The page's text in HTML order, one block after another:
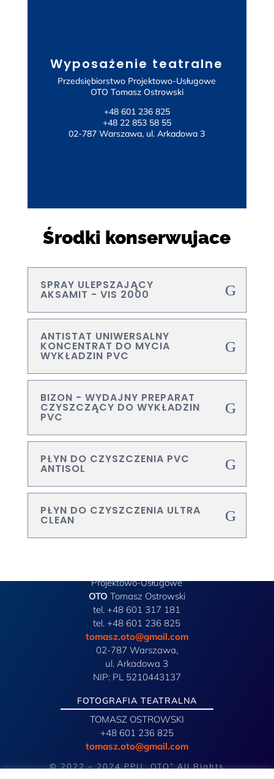
Wyposażenie teatralne
Przedsiębiorstwo Projektowo-Usługowe
OTO Tomasz Ostrowski
+48 601 236 825
+48 22 853 58 55
02-787 Warszawa, ul. Arkadowa 3
TÜCHLER
Środki konserwujace
SPRAY ULEPSZAJĄCY
AKSAMIT - VIS 2000
ANTISTAT UNIWERSALNY
KONCENTRAT DO MYCIA
WYKŁADZIN PVC
BIZON - WYDAJNY PREPARAT
CZYSZCZĄCY DO WYKŁADZIN
PVC
PŁYN DO CZYSZCZENIA PVC
ANTISOL
PŁYN DO CZYSZCZENIA ULTRA
CLEAN
Projektowo-Usługowe
OTO Tomasz Ostrowski
tel. +48 601 317 181
tel. +48 601 236 825
tomasz.oto@gmail.com
02-787 Warszawa,
ul. Arkadowa 3
NIP: PL 5210443137
FOTOGRAFIA TEATRALNA
TOMASZ OSTROWSKI
+48 601 236 825
tomasz.oto@gmail.com
© 2022 – 2024 PPU „OTO” All Rights